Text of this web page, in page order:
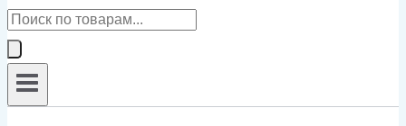
Поиск
товаров